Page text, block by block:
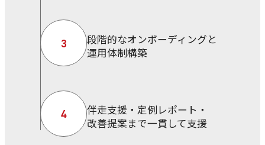
3
段階的なオンボーディングと
運用体制構築
4
伴走支援・定例レポート・
改善提案まで一貫して支援